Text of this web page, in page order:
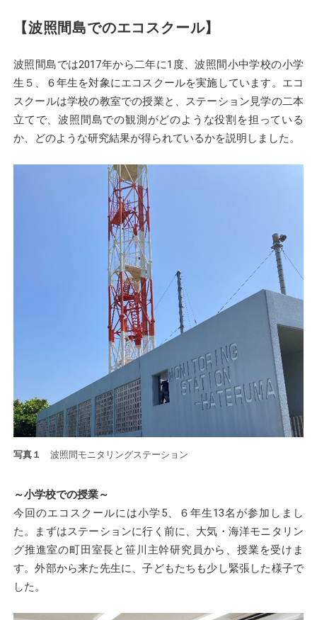
【波照間島でのエコスクール】
波照間島では2017年から二年に1度、波照間小中学校の小学
生５、６年生を対象にエコスクールを実施しています。エコ
スクールは学校の教室での授業と、ステーション見学の二本
立てで、波照間島での観測がどのような役割を担っている
か、どのような研究結果が得られているかを説明しました。
写真１ 波照間モニタリングステーション
～小学校での授業～
今回のエコスクールには小学5、６年生13名が参加しまし
た。まずはステーションに行く前に、大気・海洋モニタリン
グ推進室の町田室長と笹川主幹研究員から、授業を受けま
す。外部から来た先生に、子どもたちも少し緊張した様子で
した。